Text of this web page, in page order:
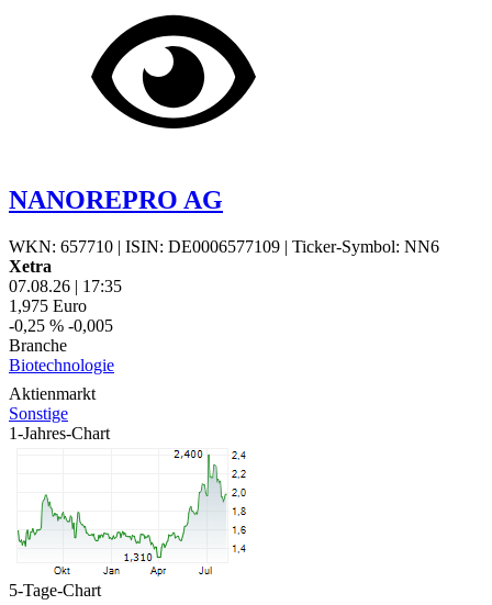
NANOREPRO AG
WKN: 657710 | ISIN: DE0006577109 | Ticker-Symbol: NN6
Xetra
07.08.26 | 17:35
1,975 Euro
-0,25 % -0,005
Branche
Biotechnologie
Aktienmarkt
Sonstige
1-Jahres-Chart
5-Tage-Chart